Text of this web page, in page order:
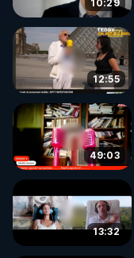
https://
Vidéos de tous
Frédéric Laroche
tirées de son
https://
10:29
12:55
49:03
13:32